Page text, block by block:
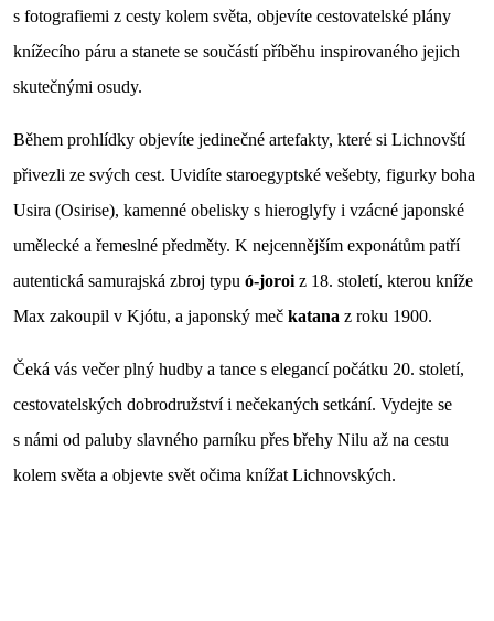
s fotografiemi z cesty kolem světa, objevíte cestovatelské plány
knížecího páru a stanete se součástí příběhu inspirovaného jejich
skutečnými osudy.
Během prohlídky objevíte jedinečné artefakty, které si Lichnovští
přivezli ze svých cest. Uvidíte staroegyptské vešebty, figurky boha
Usira (Osirise), kamenné obelisky s hieroglyfy i vzácné japonské
umělecké a řemeslné předměty. K nejcennějším exponátům patří
autentická samurajská zbroj typu ó-joroi z 18. století, kterou kníže
Max zakoupil v Kjótu, a japonský meč katana z roku 1900.
Čeká vás večer plný hudby a tance s elegancí počátku 20. století,
cestovatelských dobrodružství i nečekaných setkání. Vydejte se
s námi od paluby slavného parníku přes břehy Nilu až na cestu
kolem světa a objevte svět očima knížat Lichnovských.